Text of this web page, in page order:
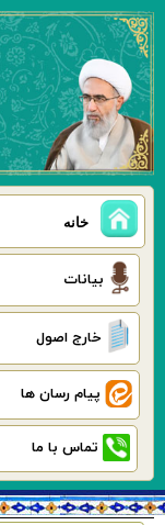
پرش
محتوا
خانه
بیانات
خارج اصول
پیام رسان ها
تماس با ما